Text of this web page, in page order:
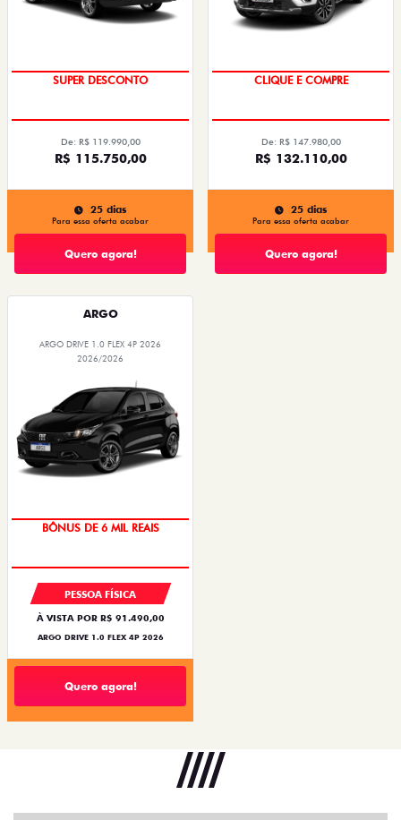
OPORTUNIDADE
De: R$ 119.990,00
R$ 115.750,00
25 dias
Para essa oferta acabar
Quero agora!
COM O USADO NA TROCA
De: R$ 147.980,00
R$ 132.110,00
25 dias
Para essa oferta acabar
Quero agora!
ARGO
ARGO DRIVE 1.0 FLEX 4P 2026
2026/2026
TAXA ZERO
PESSOA FÍSICA
À VISTA POR R$ 91.490,00
ARGO DRIVE 1.0 FLEX 4P 2026
Quero agora!